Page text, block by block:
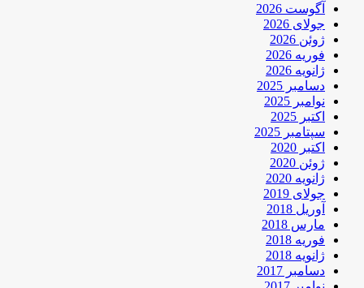
آگوست 2026
جولای 2026
ژوئن 2026
فوریه 2026
ژانویه 2026
دسامبر 2025
نوامبر 2025
اکتبر 2025
سپتامبر 2025
اکتبر 2020
ژوئن 2020
ژانویه 2020
جولای 2019
آوریل 2018
مارس 2018
فوریه 2018
ژانویه 2018
دسامبر 2017